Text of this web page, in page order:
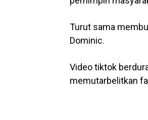
Turut sama
Dominic.
Video tiktok
memutarbelitkan